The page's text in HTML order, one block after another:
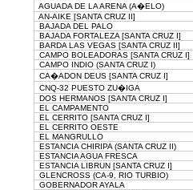
AGUADA DE LA ARENA (A�ELO)
AN-AIKE [SANTA CRUZ II]
BAJADA DEL PALO
BAJADA FORTALEZA [SANTA CRUZ I]
BARDA LAS VEGAS [SANTA CRUZ II]
CAMPO BOLEADORAS [SANTA CRUZ I]
CAMPO INDIO (SANTA CRUZ I)
CA�ADON DEUS [SANTA CRUZ I]
CNQ-32 PUESTO ZU�IGA
DOS HERMANOS [SANTA CRUZ I]
EL CAMPAMENTO
EL CERRITO [SANTA CRUZ I]
EL CERRITO OESTE
EL MANGRULLO
ESTANCIA CHIRIPA (SANTA CRUZ II)
ESTANCIA AGUA FRESCA
ESTANCIA LIBRUN [SANTA CRUZ I]
GLENCROSS (CA-9, RIO TURBIO)
GOBERNADOR AYALA